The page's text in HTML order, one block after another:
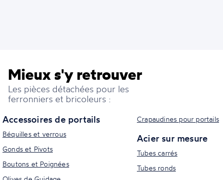
Mieux s'y retrouver
Les pièces détachées pour les
ferronniers et bricoleurs :
Accessoires de portails
Béquilles et verrous
Gonds et Pivots
Boutons et Poignées
Crapaudines pour portails
Acier sur mesure
Tubes carrés
Tubes ronds